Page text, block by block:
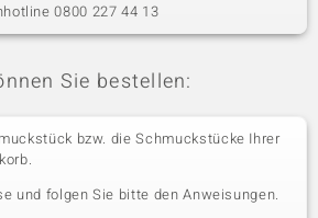
0800 227 44 13
Sie bestellen:
bzw. die Schmuckstücke Ihrer
und folgen Sie bitte den Anweisungen.